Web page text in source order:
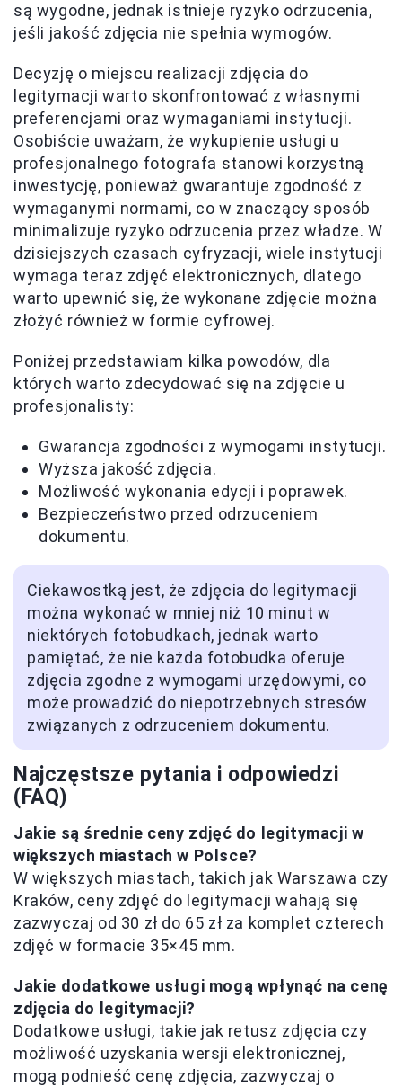
są wygodne, jednak istnieje ryzyko odrzucenia,
jeśli jakość zdjęcia nie spełnia wymogów.
Decyzję o miejscu realizacji zdjęcia do
legitymacji warto skonfrontować z własnymi
preferencjami oraz wymaganiami instytucji.
Osobiście uważam, że wykupienie usługi u
profesjonalnego fotografa stanowi korzystną
inwestycję, ponieważ gwarantuje zgodność z
wymaganymi normami, co w znaczący sposób
minimalizuje ryzyko odrzucenia przez władze. W
dzisiejszych czasach cyfryzacji, wiele instytucji
wymaga teraz zdjęć elektronicznych, dlatego
warto upewnić się, że wykonane zdjęcie można
złożyć również w formie cyfrowej.
Poniżej przedstawiam kilka powodów, dla
których warto zdecydować się na zdjęcie u
profesjonalisty:
Gwarancja zgodności z wymogami instytucji.
Wyższa jakość zdjęcia.
Możliwość wykonania edycji i poprawek.
Bezpieczeństwo przed odrzuceniem
dokumentu.
Ciekawostką jest, że zdjęcia do legitymacji
można wykonać w mniej niż 10 minut w
niektórych fotobudkach, jednak warto
pamiętać, że nie każda fotobudka oferuje
zdjęcia zgodne z wymogami urzędowymi, co
może prowadzić do niepotrzebnych stresów
związanych z odrzuceniem dokumentu.
Najczęstsze pytania i odpowiedzi
(FAQ)
Jakie są średnie ceny zdjęć do legitymacji w
większych miastach w Polsce?
W większych miastach, takich jak Warszawa czy
Kraków, ceny zdjęć do legitymacji wahają się
zazwyczaj od 30 zł do 65 zł za komplet czterech
zdjęć w formacie 35×45 mm.
Jakie dodatkowe usługi mogą wpłynąć na cenę
zdjęcia do legitymacji?
Dodatkowe usługi, takie jak retusz zdjęcia czy
możliwość uzyskania wersji elektronicznej,
mogą podnieść cenę zdjęcia, zazwyczaj o